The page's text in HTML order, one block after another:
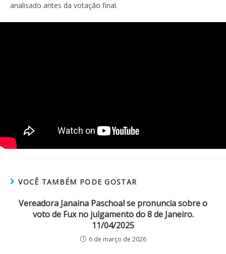
analisado antes da votação final.
VOCÊ TAMBÉM PODE GOSTAR
Vereadora Janaina Paschoal se pronuncia sobre o
voto de Fux no julgamento do 8 de Janeiro.
11/04/2025
6 de março de 2026